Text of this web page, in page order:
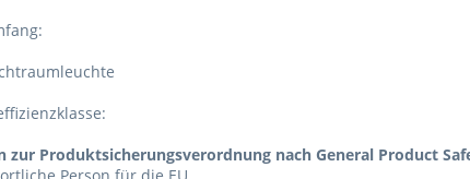
zur Produktsicherungsverordnung nach General Product